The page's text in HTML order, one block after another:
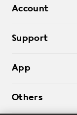
コンタクトレンズ
アクセサリー
オンラインショップ
Account
ログアウト
Support
よくあるご質問
お問い合わせ
App
Others